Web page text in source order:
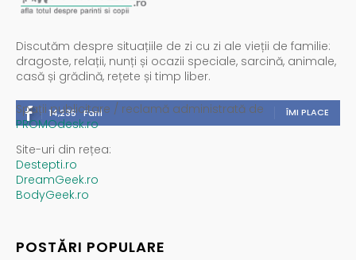
Discutăm despre situațiile de zi cu zi ale vieții de familie:
dragoste, relații, nunți și ocazii speciale, sarcină, animale,
casă și grădină, rețete și timp liber.
14,235 Fani ÎMI PLACE
Spații publicitare / reclamă administrată de
PROMOdesk.ro
Site-uri din rețea:
Destepti.ro
DreamGeek.ro
BodyGeek.ro
POSTĂRI POPULARE